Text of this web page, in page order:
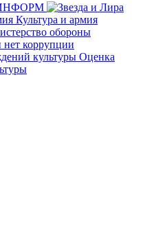
Культура и армия
обороны
коррупции
Оценка